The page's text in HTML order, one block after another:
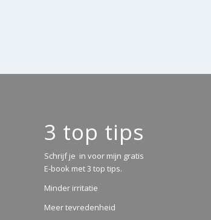
3 top tips
Schrijf je in voor mijn gratis
E-book met 3 top tips.
Minder irritatie
Meer tevredenheid